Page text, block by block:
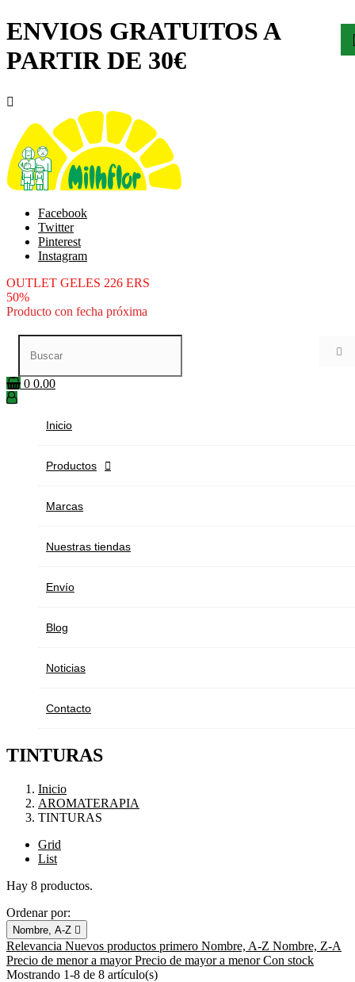
ENVIOS GRATUITOS A
PARTIR DE 30€

Facebook
Twitter
Pinterest
Instagram
OUTLET GELES 226 ERS
50%
Producto con fecha próxima

0 0.00
Inicio
Productos 
Marcas
Nuestras tiendas
Envío
Blog
Noticias
Contacto
TINTURAS
Inicio
AROMATERAPIA
TINTURAS
Grid
List
Hay 8 productos.
Ordenar por:
Nombre, A-Z 
Relevancia Nuevos productos primero Nombre, A-Z Nombre, Z-A
Precio de menor a mayorPrecio de mayor a menorCon stock
Mostrando 1-8 de 8 artículo(s)